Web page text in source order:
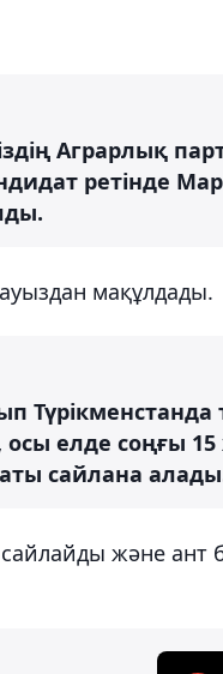
Аграрлық
ретінде
мақұлдады.
осы елде соңғы
сайлана
және ант